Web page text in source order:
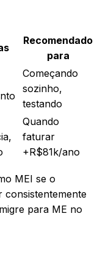
Recomendado
para
Começando
sozinho,
testando
Quando
faturar
+R$81k/ano
MEI se o
consistentemente
para ME no